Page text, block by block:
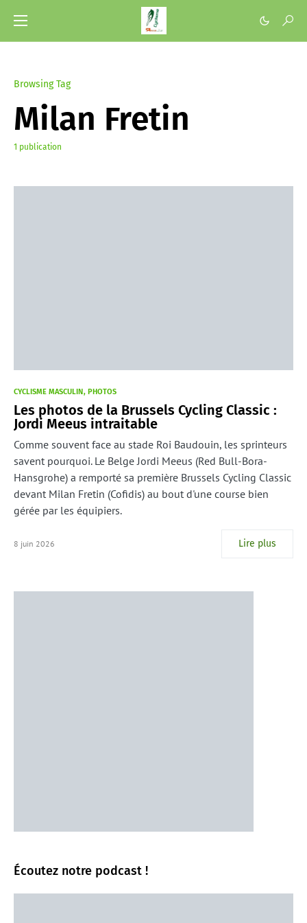
Browsing Tag
Milan Fretin
1 publication
CYCLISME MASCULIN PHOTOS
Les photos de la Brussels Cycling Classic :
Jordi Meeus intraitable
Comme souvent face au stade Roi Baudouin, les sprinteurs
savent pourquoi. Le Belge Jordi Meeus (Red Bull-Bora-
Hansgrohe) a remporté sa première Brussels Cycling Classic
devant Milan Fretin (Cofidis) au bout d'une course bien
gérée par les équipiers.
8 juin 2026 Lire plus
Écoutez notre podcast !